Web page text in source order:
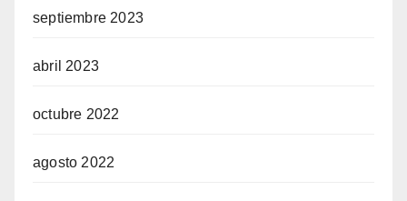
septiembre 2023
abril 2023
octubre 2022
agosto 2022